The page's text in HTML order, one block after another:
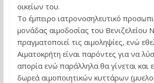
οικείων του.
Το έμπειρο ιατρονοσηλευτικό
μονάδας αιμοδοσίας του Βενιζελείου
πραγματοποιεί τις αιμοληψίες, ενώ
Αιματοκρήτη είναι παρόντες για να
απορία ενώ παράλληλα θα γίνεται και
δωρεά αιμοποιητικών κυττάρων